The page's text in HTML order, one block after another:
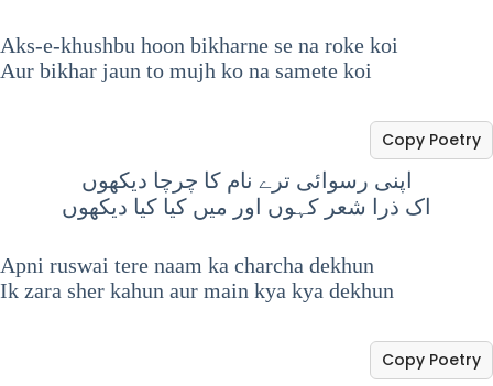
Aks-e-khushbu hoon bikharne se na roke koi
Aur bikhar jaun to mujh ko na samete koi
اپنی رسوائی ترے نام کا چرچا دیکھوں
اک ذرا شعر کہوں اور میں کیا کیا دیکھوں
Copy Poetry
Apni ruswai tere naam ka charcha dekhun
Ik zara sher kahun aur main kya kya dekhun
Copy Poetry